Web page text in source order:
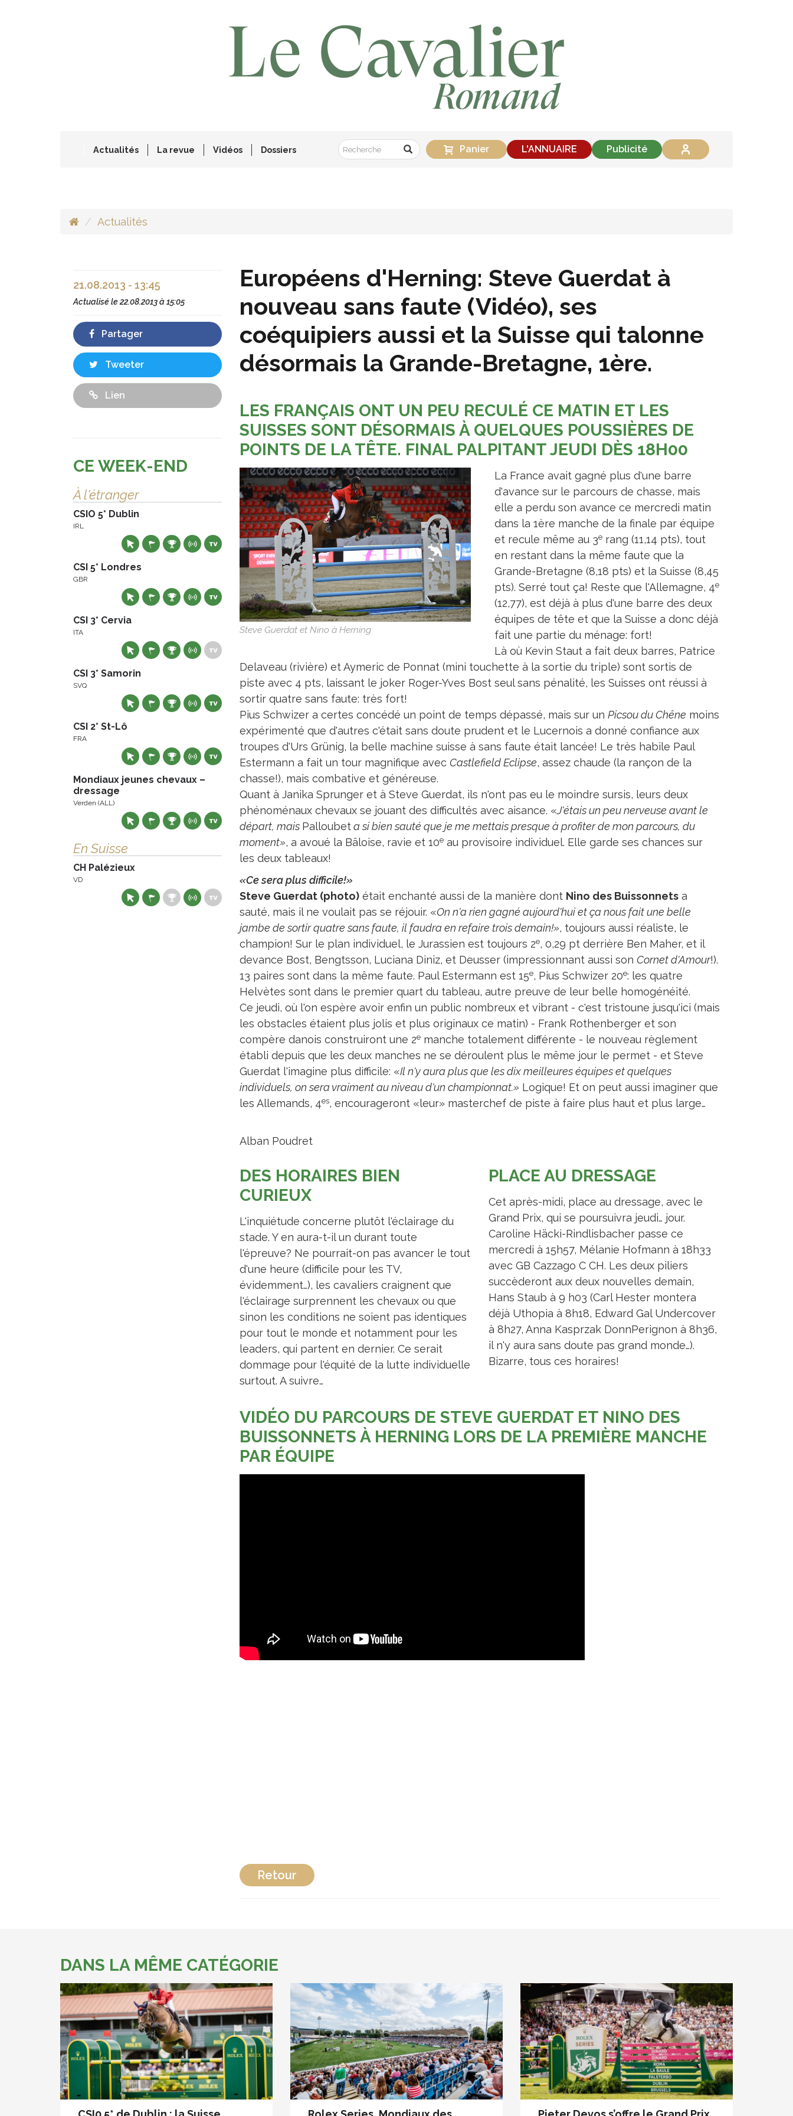
Actualités La revue Vidéos Dossiers Panier L'ANNUAIRE Publicité
Actualités
Européens d'Herning: Steve Guerdat à
nouveau sans faute (Vidéo), ses
coéquipiers aussi et la Suisse qui talonne
désormais la Grande-Bretagne, 1ère.
LES FRANÇAIS ONT UN PEU RECULÉ CE MATIN ET LES
SUISSES SONT DÉSORMAIS À QUELQUES POUSSIÈRES DE
POINTS DE LA TÊTE. FINAL PALPITANT JEUDI DÈS 18H00
Steve Guerdat et Nino à Herning
La France avait gagné plus d'une barre
d'avance sur le parcours de chasse, mais
elle a perdu son avance ce mercredi matin
dans la 1ère manche de la finale par équipe
et recule même au 3erang (11,14 pts), tout
en restant dans la même faute que la
Grande-Bretagne (8,18 pts) et la Suisse (8,45
pts). Serré tout ça! Reste que l'Allemagne, 4e
(12,77), est déjà à plus d'une barre des deux
équipes de tête et que la Suisse a donc déjà
fait une partie du ménage: fort!
Là où Kevin Staut a fait deux barres, Patrice
Delaveau (rivière) et Aymeric de Ponnat (mini touchette à la sortie du triple) sont sortis de
piste avec 4 pts, laissant le joker Roger-Yves Bost seul sans pénalité, les Suisses ont réussi à
sortir quatre sans faute: très fort!
Pius Schwizer a certes concédé un point de temps dépassé, mais sur un Picsou du Chêne moins
expérimenté que d'autres c'était sans doute prudent et le Lucernois a donné confiance aux
troupes d'Urs Grünig, la belle machine suisse à sans faute était lancée! Le très habile Paul
Estermann a fait un tour magnifique avec Castlefield Eclipse, assez chaude (la rançon de la
chasse!), mais combative et généreuse.
Quant à Janika Sprunger et à Steve Guerdat, ils n'ont pas eu le moindre sursis, leurs deux
phénoménaux chevaux se jouant des difficultés avec aisance. «J'étais un peu nerveuse avant le
départ, mais Palloubeta si bien sauté que je me mettais presque à profiter de mon parcours, du
moment», a avoué la Bâloise, ravie et 10eau provisoire individuel. Elle garde ses chances sur
les deux tableaux!
«Ce sera plus difficile!»
Steve Guerdat (photo)était enchanté aussi de la manière dont Nino des Buissonnetsa
sauté, mais il ne voulait pas se réjouir. «On n'a rien gagné aujourd'hui et ça nous fait une belle
jambe de sortir quatre sans faute, il faudra en refaire trois demain!», toujours aussi réaliste, le
champion! Sur le plan individuel, le Jurassien est toujours 2e, 0,29 pt derrière Ben Maher, et il
devance Bost, Bengtsson, Luciana Diniz, et Deusser (impressionnant aussi son Cornet d'Amour!).
13 paires sont dans la même faute. Paul Estermann est 15e, Pius Schwizer 20e: les quatre
Helvètes sont dans le premier quart du tableau, autre preuve de leur belle homogénéité.
Ce jeudi, où l'on espère avoir enfin un public nombreux et vibrant - c'est tristoune jusqu'ici (mais
les obstacles étaient plus jolis et plus originaux ce matin) - Frank Rothenberger et son
compère danois construiront une 2emanche totalement différente - le nouveau règlement
établi depuis que les deux manches ne se déroulent plus le même jour le permet - et Steve
Guerdat l'imagine plus difficile: «Il n'y aura plus que les dix meilleures équipes et quelques
individuels, on sera vraiment au niveau d'un championnat.» Logique! Et on peut aussi imaginer que
les Allemands, 4es, encourageront «leur» masterchef de piste à faire plus haut et plus large…
Alban Poudret
DES HORAIRES BIEN
CURIEUX
L'inquiétude concerne plutôt l'éclairage du
stade. Y en aura-t-il un durant toute
l'épreuve? Ne pourrait-on pas avancer le tout
d'une heure (difficile pour les TV,
évidemment…), les cavaliers craignent que
l'éclairage surprennent les chevaux ou que
sinon les conditions ne soient pas identiques
pour tout le monde et notamment pour les
leaders, qui partent en dernier. Ce serait
dommage pour l'équité de la lutte individuelle
surtout. A suivre…
PLACE AU DRESSAGE
Cet après-midi, place au dressage, avec le
Grand Prix, qui se poursuivra jeudi… jour.
Caroline Häcki-Rindlisbacher passe ce
mercredi à 15h57, Mélanie Hofmann à 18h33
avec GB Cazzago C CH. Les deux piliers
succèderont aux deux nouvelles demain,
Hans Staub à 9 h03 (Carl Hester montera
déjà Uthopia à 8h18, Edward Gal Undercover
à 8h27, Anna Kasprzak DonnPerignon à 8h36,
il n'y aura sans doute pas grand monde…).
Bizarre, tous ces horaires!
VIDÉO DU PARCOURS DE STEVE GUERDAT ET NINO DES
BUISSONNETS À HERNING LORS DE LA PREMIÈRE MANCHE
PAR ÉQUIPE
Retour
21.08.2013 - 13:45
Actualisé le22.08.2013 à 15:05
Partager
Tweeter
Lien
CE WEEK-END
À l'étranger
CSIO 5* Dublin
IRL
CSI 5* Londres
GBR
CSI 3* Cervia
ITA
CSI 3* Samorin
SVQ
CSI 2* St-Lô
FRA
Mondiaux jeunes chevaux –
dressage
Verden (ALL)
En Suisse
CH Palézieux
VD
DANS LA MÊME CATÉGORIE